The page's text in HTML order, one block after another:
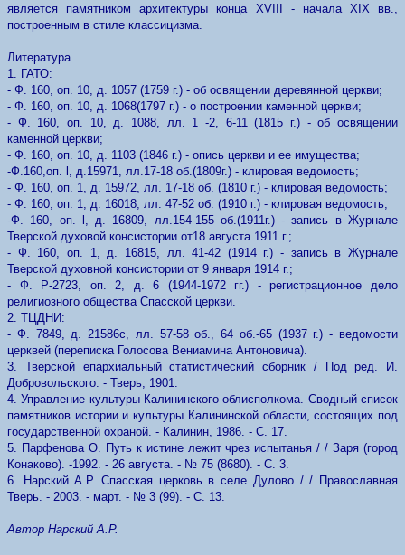
является памятником архитектуры конца ХVIII - начала XIХ вв.,
построенным в стиле классицизма.
Литература
1. ГАТО:
- Ф. 160, оп. 10, д. 1057 (1759 г.) - об освящении деревянной церкви;
- Ф. 160, оп. 10, д. 1068(1797 г.) - о построении каменной церкви;
- Ф. 160, оп. 10, д. 1088, лл. 1 -2, 6-11 (1815 г.) - об освящении
каменной церкви;
- Ф. 160, оп. 10, д. 1103 (1846 г.) - опись церкви и ее имущества;
-Ф.160,оп. l, д.15971, лл.17-18 об.(1809г.) - клировая ведомость;
- Ф. 160, оп. 1, д. 15972, лл. 17-18 об. (1810 г.) - клировая ведомость;
- Ф. 160, оп. 1, д. 16018, лл. 47-52 об. (1910 г.) - клировая ведомость;
-Ф. 160, оп. l, д. 16809, лл.154-155 об.(1911г.) - запись в Журнале
Тверской духовой консистории от18 августа 1911 г.;
- Ф. 160, оп. 1, д. 16815, лл. 41-42 (1914 г.) - запись в Журнале
Тверской духовной консистории от 9 января 1914 г.;
- Ф. Р-2723, оп. 2, д. 6 (1944-1972 гг.) - регистрационное дело
религиозного общества Спасской церкви.
2. ТЦДНИ:
- Ф. 7849, д. 21586с, лл. 57-58 об., 64 об.-65 (1937 г.) - ведомости
церквей (переписка Голосова Вениамина Антоновича).
3. Тверской епархиальный статистический сборник / Под ред. И.
Добровольского. - Тверь, 1901.
4. Управление культуры Калининского облисполкома. Сводный список
памятников истории и культуры Калининской области, состоящих под
государственной охраной. - Калинин, 1986. - С. 17.
5. Парфенова О. Путь к истине лежит чрез испытанья / / Заря (город
Конаково). -1992. - 26 августа. - № 75 (8680). - С. 3.
6. Нарский А.Р. Спасская церковь в селе Дулово / / Православная
Тверь. - 2003. - март. - № 3 (99). - С. 13.
Автор Нарский А.Р.